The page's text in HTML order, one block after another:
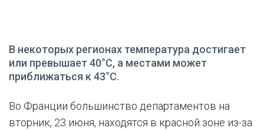
В некоторых регионах температура достигает
или превышает 40°C, а местами может
приближаться к 43°C.
Во Франции большинство департаментов на
вторник, 23 июня, находятся в красной зоне из-за